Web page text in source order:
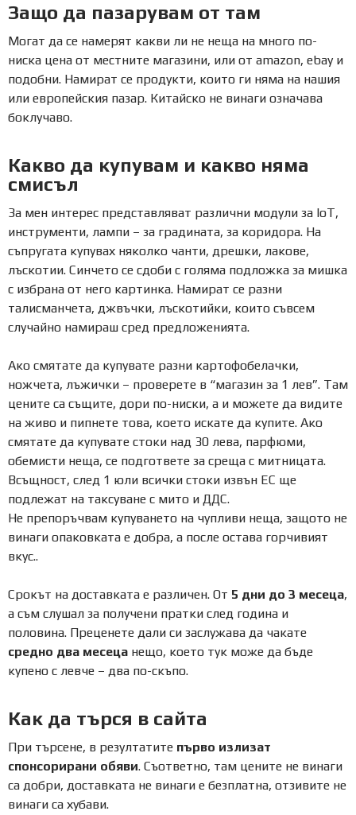
Защо да пазарувам от там
Могат да се намерят какви ли не неща на много по-
ниска цена от местните магазини, или от amazon, ebay и
подобни. Намират се продукти, които ги няма на нашия
или европейския пазар. Китайско не винаги означава
боклучаво.
Какво да купувам и какво няма
смисъл
За мен интерес представляват различни модули за IoT,
инструменти, лампи – за градината, за коридора. На
съпругата купувах няколко чанти, дрешки, лакове,
лъскотии. Синчето се сдоби с голяма подложка за мишка
с избрана от него картинка. Намират се разни
талисманчета, джвъчки, лъскотийки, които съвсем
случайно намираш сред предложенията.
Ако смятате да купувате разни картофобелачки,
ножчета, лъжички – проверете в “магазин за 1 лев”. Там
цените са същите, дори по-ниски, а и можете да видите
на живо и пипнете това, което искате да купите. Ако
смятате да купувате стоки над 30 лева, парфюми,
обемисти неща, се подгответе за среща с митницата.
Всъщност, след 1 юли всички стоки извън ЕС ще
подлежат на таксуване с мито и ДДС.
Не препоръчвам купуването на чупливи неща, защото не
винаги опаковката е добра, а после остава горчивият
вкус..
Срокът на доставката е различен. От 5 дни до 3 месеца,
а съм слушал за получени пратки след година и
половина. Преценете дали си заслужава да чакате
средно два месеца нещо, което тук може да бъде
купено с левче – два по-скъпо.
Как да търся в сайта
При търсене, в резултатите първо излизат
спонсорирани обяви. Съответно, там цените не винаги
са добри, доставката не винаги е безплатна, отзивите не
винаги са хубави.